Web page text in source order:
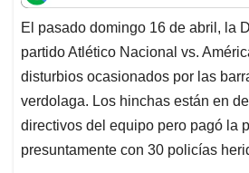
t
s
A
p
p
e
b
o
o
k
k
e
d
I
n
i
l
e
a
d
s
El pasado domingo 16 de abril, la
partido Atlético Nacional vs.
disturbios ocasionados por las
verdolaga. Los hinchas están en
directivos del equipo pero pagó la
presuntamente con 30 policías